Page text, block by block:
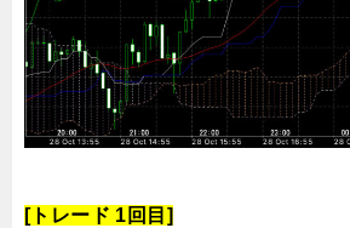
[トレード 1回目]